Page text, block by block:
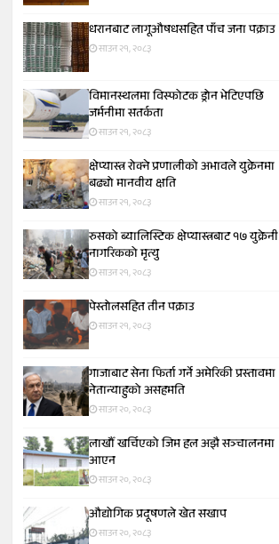
धरानबाट लागूऔषधसहित पाँच जना पक्राउ
साउन २१, २०८३
विमानस्थलमा विस्फोटक ड्रोन भेटिएपछि
जर्मनीमा सतर्कता
साउन २१, २०८३
क्षेप्यास्त्र रोक्ने प्रणालीको अभावले युक्रेनमा
बढ्यो मानवीय क्षति
साउन २१, २०८३
रुसको ब्यालिस्टिक क्षेप्यास्त्रबाट १७ युक्रेनी
नागरिकको मृत्यु
साउन २१, २०८३
पेस्तोलसहित तीन पक्राउ
साउन २१, २०८३
गाजाबाट सेना फिर्ता गर्ने अमेरिकी प्रस्तावमा
नेतान्याहुको असहमति
साउन २०, २०८३
लाखौँ खर्चिएको जिम हल अझै सञ्चालनमा
आएन
साउन २०, २०८३
औद्योगिक प्रदूषणले खेत सखाप
साउन २०, २०८३